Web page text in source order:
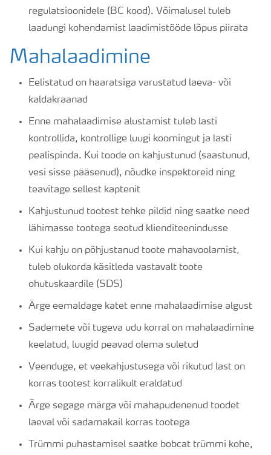
regulatsioonidele (BC kood). Võimalusel tuleb
laadungi kohendamist laadimistööde lõpus piirata
Mahalaadimine
Eelistatud on haaratsiga varustatud laeva- või
kaldakraanad
Enne mahalaadimise alustamist tuleb lasti
kontrollida, kontrollige luugi koomingut ja lasti
pealispinda. Kui toode on kahjustunud (saastunud,
vesi sisse pääsenud), nõudke inspektoreid ning
teavitage sellest kaptenit
Kahjustunud tootest tehke pildid ning saatke need
lähimasse tootega seotud klienditeenindusse
Kui kahju on põhjustanud toote mahavoolamist,
tuleb olukorda käsitleda vastavalt toote
ohutuskaardile (SDS)
Ärge eemaldage katet enne mahalaadimise algust
Sademete või tugeva udu korral on mahalaadimine
keelatud, luugid peavad olema suletud
Veenduge, et veekahjustusega või rikutud last on
korras tootest korralikult eraldatud
Ärge segage märga või mahapudenenud toodet
laeval või sadamakail korras tootega
Trümmi puhastamisel saatke bobcat trümmi kohe,